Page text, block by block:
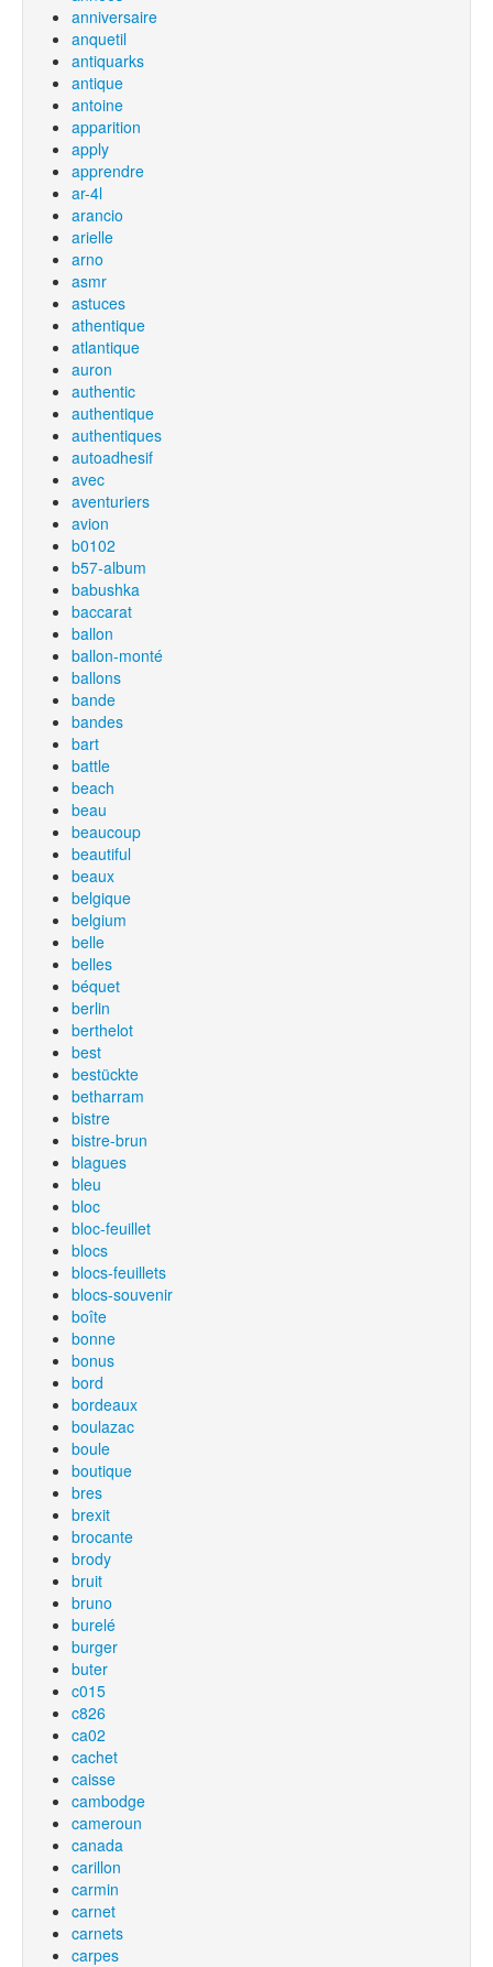
anniversaire
anquetil
antiquarks
antique
antoine
apparition
apply
apprendre
ar-4l
arancio
arielle
arno
asmr
astuces
athentique
atlantique
auron
authentic
authentique
authentiques
autoadhesif
avec
aventuriers
avion
b0102
b57-album
babushka
baccarat
ballon
ballon-monté
ballons
bande
bandes
bart
battle
beach
beau
beaucoup
beautiful
beaux
belgique
belgium
belle
belles
béquet
berlin
berthelot
best
bestückte
betharram
bistre
bistre-brun
blagues
bleu
bloc
bloc-feuillet
blocs
blocs-feuillets
blocs-souvenir
boîte
bonne
bonus
bord
bordeaux
boulazac
boule
boutique
bres
brexit
brocante
brody
bruit
bruno
burelé
burger
buter
c015
c826
ca02
cachet
caisse
cambodge
cameroun
canada
carillon
carmin
carnet
carnets
carpes